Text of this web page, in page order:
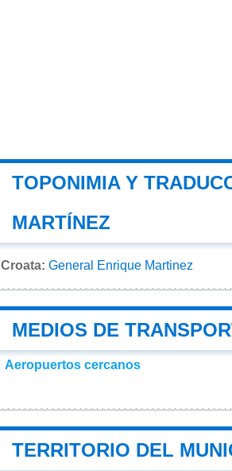
TOPONIMIA Y
MARTÍNEZ
Croata: General Enrique Martinez
MEDIOS DE
Aeropuertos cercanos
TERRITORIO DEL